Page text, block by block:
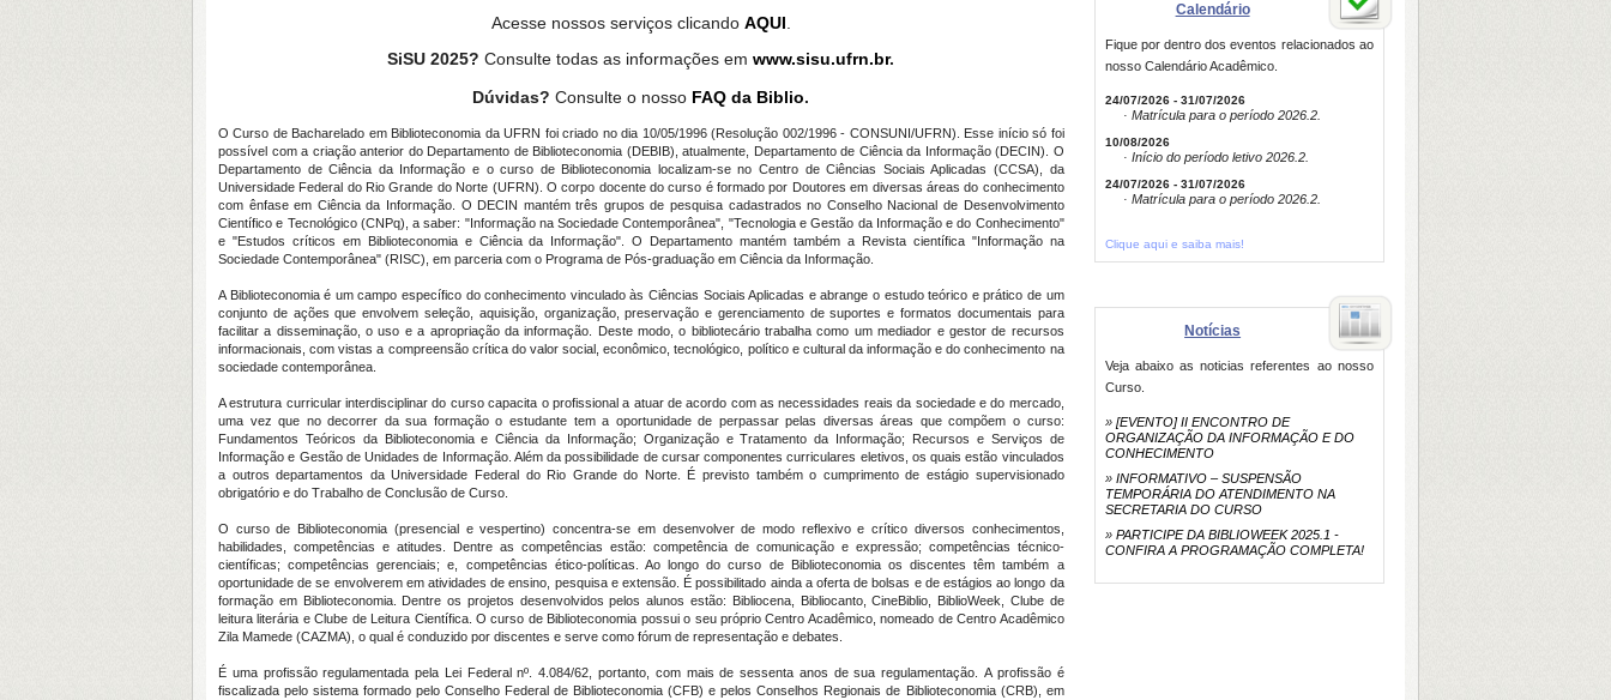
Acesse nossos serviços clicando AQUI
SiSU 2025? Consulte todas as informações emwww.sisu.ufrn.br.
Dúvidas?Consulte o nosso FAQ da Biblio.
O Curso de Bacharelado em Biblioteconomia da UFRN foi criado no dia 10/05/1996 (Resolução 002/1996 - CONSUNI/UFRN). Esse início só foi
possível com a criação anterior do Departamento de Biblioteconomia (DEBIB), atualmente, Departamento de Ciência da Informação (DECIN). O
Departamento de Ciência da Informação e o curso de Biblioteconomia localizam-se no Centro de Ciências Sociais Aplicadas (CCSA), da
Universidade Federal do Rio Grande do Norte (UFRN). O corpo docente do curso é formado por Doutores em diversas áreas do conhecimento
com ênfase em Ciência da Informação. O DECIN mantém três grupos de pesquisa cadastrados no Conselho Nacional de Desenvolvimento
Científico e Tecnológico (CNPq), a saber: "Informação na Sociedade Contemporânea", "Tecnologia e Gestão da Informação e do Conhecimento"
e "Estudos críticos em Biblioteconomia e Ciência da Informação". O Departamento mantém também a Revista científica "Informação na
Sociedade Contemporânea" (RISC), em parceria com o Programa de Pós-graduação em Ciência da Informação.
A Biblioteconomia é um campo específico do conhecimento vinculado às Ciências Sociais Aplicadas e abrange o estudo teórico e prático de um
conjunto de ações que envolvem seleção, aquisição, organização, preservação e gerenciamento de suportes e formatos documentais para
facilitar a disseminação, o uso e a apropriação da informação. Deste modo, o bibliotecário trabalha como um mediador e gestor de recursos
informacionais, com vistas a compreensão crítica do valor social, econômico, tecnológico, político e cultural da informação e do conhecimento na
sociedade contemporânea.
A estrutura curricular interdisciplinar do curso capacita o profissional a atuar de acordo com as necessidades reais da sociedade e do mercado,
uma vez que no decorrer da sua formação o estudante tem a oportunidade de perpassar pelas diversas áreas que compõem o curso:
Fundamentos Teóricos da Biblioteconomia e Ciência da Informação; Organização e Tratamento da Informação; Recursos e Serviços de
Informação e Gestão de Unidades de Informação. Além da possibilidade de cursar componentes curriculares eletivos, os quais estão vinculados
a outros departamentos da Universidade Federal do Rio Grande do Norte. É previsto também o cumprimento de estágio supervisionado
obrigatório e do Trabalho de Conclusão de Curso.
O curso de Biblioteconomia (presencial e vespertino) concentra-se em desenvolver de modo reflexivo e crítico diversos conhecimentos,
habilidades, competências e atitudes. Dentre as competências estão: competência de comunicação e expressão; competências técnico-
científicas; competências gerenciais; e, competências ético-políticas. Ao longo do curso de Biblioteconomia os discentes têm também a
oportunidade de se envolverem em atividades de ensino, pesquisa e extensão. É possibilitado ainda a oferta de bolsas e de estágios ao longo da
formação em Biblioteconomia. Dentre os projetos desenvolvidos pelos alunos estão: Bibliocena, Bibliocanto, CineBiblio, BiblioWeek, Clube de
leitura literária e Clube de Leitura Científica. O curso de Biblioteconomia possui o seu próprio Centro Acadêmico, nomeado de Centro Acadêmico
Zila Mamede (CAZMA), o qual é conduzido por discentes e serve como fórum de representação e debates.
É uma profissão regulamentada pela Lei Federal nº. 4.084/62, portanto, com mais de sessenta anos de sua regulamentação. A profissão é
fiscalizada pelo sistema formado pelo Conselho Federal de Biblioteconomia (CFB) e pelos Conselhos Regionais de Biblioteconomia (CRB), em
Calendário
Fique por dentro dos eventos relacionados ao
nosso Calendário Acadêmico.
24/07/2026 - 31/07/2026
· Matrícula para o período 2026.2.
10/08/2026
· Início do período letivo 2026.2.
24/07/2026 - 31/07/2026
· Matrícula para o período 2026.2.
Clique aqui e saiba mais!
Notícias
Veja abaixo as noticias referentes ao nosso
Curso.
» [EVENTO] II ENCONTRO DE
ORGANIZAÇÃO DA INFORMAÇÃO E DO
CONHECIMENTO
» INFORMATIVO – SUSPENSÃO
TEMPORÁRIA DO ATENDIMENTO NA
SECRETARIA DO CURSO
» PARTICIPE DA BIBLIOWEEK 2025.1 -
CONFIRA A PROGRAMAÇÃO COMPLETA!